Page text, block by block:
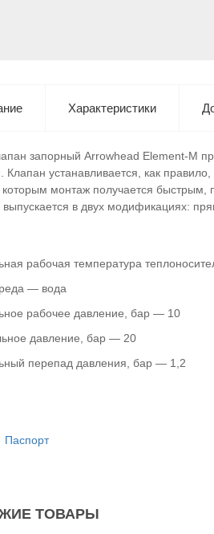
Характеристики
запорный Arrowhead Element-M
Клапан устанавливается, как
которым монтаж получается быстрым,
в двух модификациях:
рабочая температура
— вода
рабочее давление, бар — 10
давление, бар — 20
перепад давления, бар — 1,2
Паспорт
ТОВАРЫ